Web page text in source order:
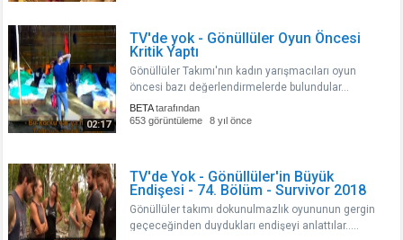
02:17
TV'de yok - Gönüllüler Oyun Öncesi
Kritik Yaptı
Gönüllüler Takımı'nın kadın yarışmacıları oyun
öncesi bazı değerlendirmelerde bulundular...
BETAtarafından
653 görüntüleme
8 yıl önce
TV'de Yok - Gönüllüler'in Büyük
Endişesi - 74. Bölüm - Survivor 2018
Gönüllüler takımı dokunulmazlık oyununun gergin
geçeceğinden duydukları endişeyi anlattılar.....